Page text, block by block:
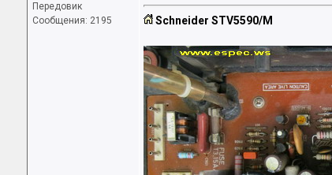
Передовик
Сообщения: 2195
Schneider STV5590/M